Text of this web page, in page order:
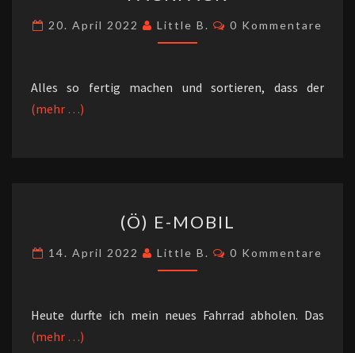
20. April 2022 Little B. Kommentare
0 Kommentare
Alles so fertig machen und sortieren, dass der
(mehr …)
E-
MOBIL
(Ö) E-MOBIL
14. April 2022 Little B. Kommentare
0 Kommentare
Heute durfte ich mein neues Fahrrad abholen. Das
(mehr …)